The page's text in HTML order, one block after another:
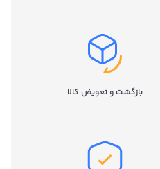
بازگشت و تعویض کالا